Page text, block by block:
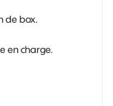
de box.
en charge.